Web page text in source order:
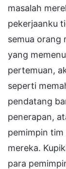
masalah
pekerjaanku
semua orang
yang
pertemuan,
seperti
pendatang
penerapan,
pemimpin tim
mereka.
para